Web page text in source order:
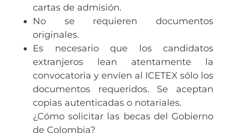
cartas de admisión.
No se requieren documentos
originales.
Es necesario que los candidatos
extranjeros lean atentamente la
convocatoria y envíen al ICETEX sólo los
documentos requeridos. Se aceptan
copias autenticadas o notariales.
¿Cómo solicitar las becas del Gobierno
de Colombia?